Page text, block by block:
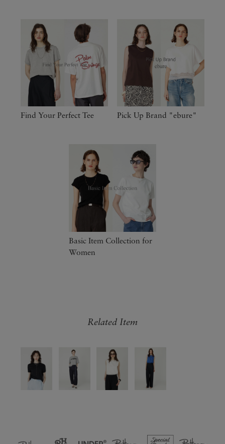
Find Your Perfect Tee Pick Up Brand "ebure"
Basic Item Collection for
Women
Related Item